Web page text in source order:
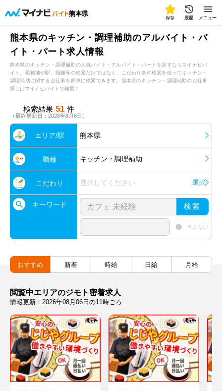
熊本県
保存 履歴 メニュー
熊本県のキッチン・調理補助のアルバイト・バ
イト・パート求人情報
熊本県のキッチン・調理補助の人気バイト・アルバイト・パートを探すならマイナビバ
イト。勤務地や駅、職種等の検索だけではなく、こだわり条件検索を使ってキッチン・
調理補助に関するお仕事を簡単に検索できます。熊本県のキッチン・調理補助のお仕事
探しはマイナビバイトで検索！
検索結果 51 件
（最終更新日：2026年8月6日）
エリア/駅 熊本県
職種 キッチン・調理補助
こだわり 選択してください 選択
キーワード 検索
含まない
おすすめ 新着 時給 日給 月給
閲覧中エリアのジモト密着求人
情報更新：2026年08月06日の11時ごろ